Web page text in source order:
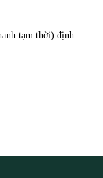
tạm thời) định